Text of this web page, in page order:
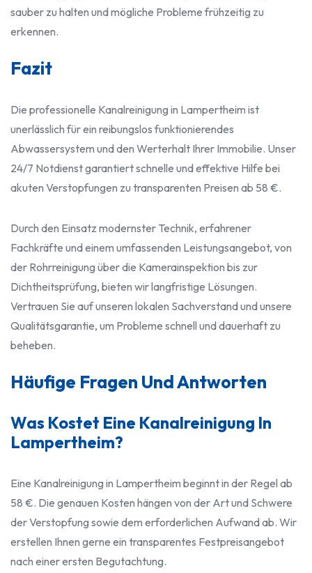
sauber zu halten und mögliche Probleme frühzeitig zu
erkennen.
Fazit
Die professionelle Kanalreinigung in Lampertheim ist
unerlässlich für ein reibungslos funktionierendes
Abwassersystem und den Werterhalt Ihrer Immobilie. Unser
24/7 Notdienst garantiert schnelle und effektive Hilfe bei
akuten Verstopfungen zu transparenten Preisen ab 58 €.
Durch den Einsatz modernster Technik, erfahrener
Fachkräfte und einem umfassenden Leistungsangebot, von
der Rohrreinigung über die Kamerainspektion bis zur
Dichtheitsprüfung, bieten wir langfristige Lösungen.
Vertrauen Sie auf unseren lokalen Sachverstand und unsere
Qualitätsgarantie, um Probleme schnell und dauerhaft zu
beheben.
Häufige Fragen Und Antworten
Was Kostet Eine Kanalreinigung In
Lampertheim?
Eine Kanalreinigung in Lampertheim beginnt in der Regel ab
58 €. Die genauen Kosten hängen von der Art und Schwere
der Verstopfung sowie dem erforderlichen Aufwand ab. Wir
erstellen Ihnen gerne ein transparentes Festpreisangebot
nach einer ersten Begutachtung.